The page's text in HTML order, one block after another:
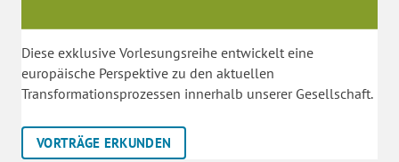
Diese exklusive Vorlesungsreihe entwickelt eine
europäische Perspektive zu den aktuellen
Transformationsprozessen innerhalb unserer Gesellschaft.
VORTRÄGE ERKUNDEN